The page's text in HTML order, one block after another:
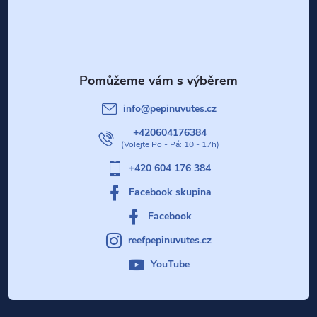
info@pepinuvutes.cz
+420604176384
+420 604 176 384
Facebook skupina
Facebook
reefpepinuvutes.cz
YouTube